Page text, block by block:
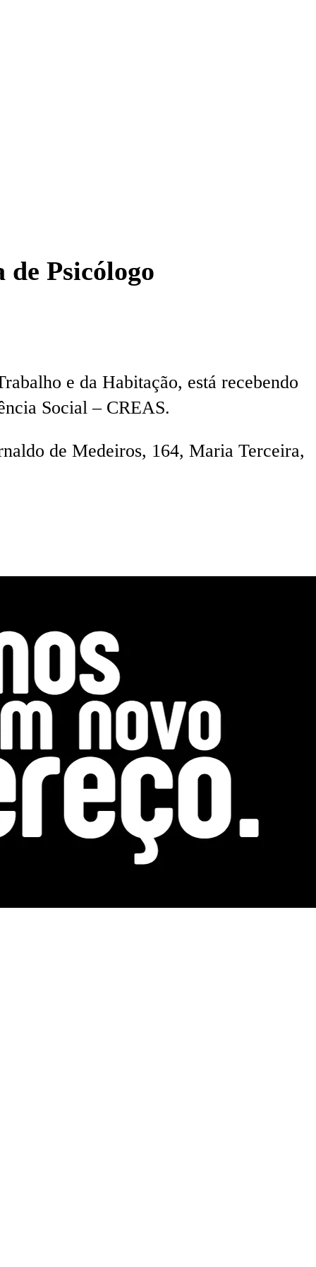
Psicólogo
e da Habitação, está recebendo
Social – CREAS.
de Medeiros, 164, Maria Terceira,